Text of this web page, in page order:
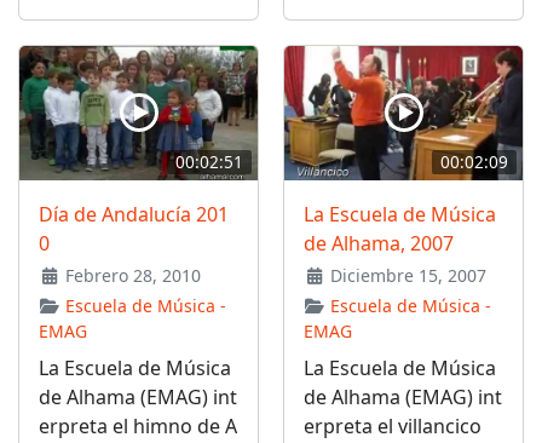
00:02:51
Día de Andalucía 201
0
Febrero 28, 2010
Escuela de Música -
EMAG
La Escuela de Música
de Alhama (EMAG) int
erpreta el himno de A
00:02:09
La Escuela de Música
de Alhama, 2007
Diciembre 15, 2007
Escuela de Música -
EMAG
La Escuela de Música
de Alhama (EMAG) int
erpreta el villancico